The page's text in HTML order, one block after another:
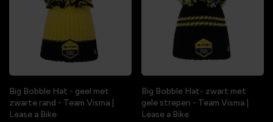
Big Bobble Hat - geel met
zwarte rand - Team Visma |
Lease a Bike
Big Bobble Hat- zwart met
gele strepen - Team Visma |
Lease a Bike